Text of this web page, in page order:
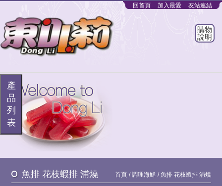
購物
說明
回首頁 加入最愛 友站連結
產
品
列
表
魚排 花枝蝦排 浦燒 首頁 調理海鮮 魚排 花枝蝦排 浦燒